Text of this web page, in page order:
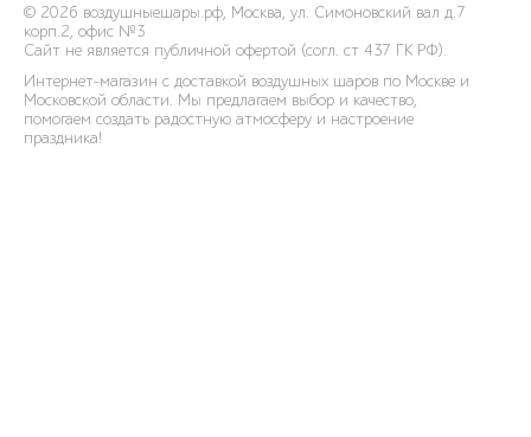
© 2026 воздушныешары.рф, Москва, ул. Симоновский вал д.7
корп.2, офис №3
Сайт не является публичной офертой (согл. ст 437 ГК РФ).
Интернет-магазин с доставкой воздушных шаров по Москве и
Московской области. Мы предлагаем выбор и качество,
помогаем создать радостную атмосферу и настроение
праздника!